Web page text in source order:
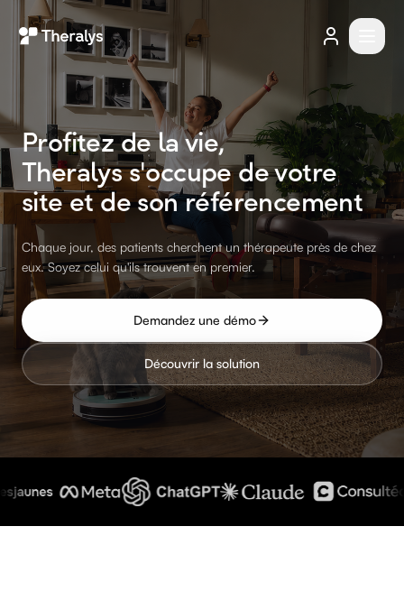
Profitez de la vie,
Theralys s'occupe de votre
site et de son référencement
Chaque jour, des patients cherchent un thérapeute près de chez
eux. Soyez celui qu'ils trouvent en premier.
Demandez une démo
Découvrir la solution